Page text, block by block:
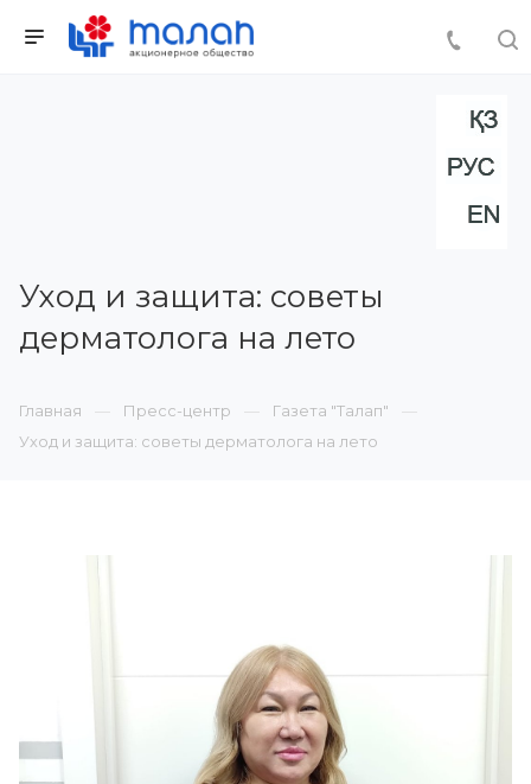
Уход и защита: советы
дерматолога на лето
Главная Пресс-центр
Газета "Талап"
Уход и защита: советы дерматолога на лето